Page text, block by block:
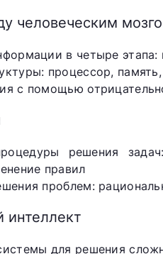
человеческим
в четыре
процессор,
с помощью
решения
правил
проблем:
интеллект
для решения